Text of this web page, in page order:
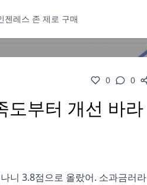
젠레스 존 제로 구매
0 0
도부터 개선 바라
니 3.8점으로 올랐어. 소과금러라